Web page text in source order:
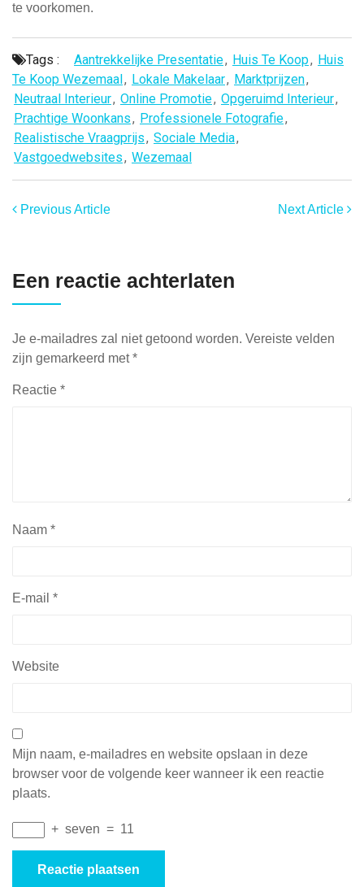
te voorkomen.
Tags : Aantrekkelijke Presentatie, Huis Te Koop, Huis
Te Koop Wezemaal, Lokale Makelaar, Marktprijzen,
Neutraal Interieur, Online Promotie, Opgeruimd Interieur,
Prachtige Woonkans, Professionele Fotografie,
Realistische Vraagprijs, Sociale Media,
Vastgoedwebsites, Wezemaal
Previous Article Next Article
Een reactie achterlaten
Je e-mailadres zal niet getoond worden. Vereiste velden
zijn gemarkeerd met*
Reactie *
Naam *
E-mail *
Website
Mijn naam, e-mailadres en website opslaan in deze
browser voor de volgende keer wanneer ik een reactie
plaats.
+ seven = 11